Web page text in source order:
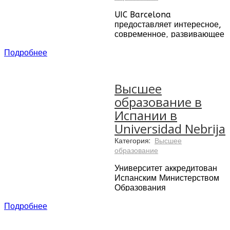
языка с CLIC International
House Sevilla — это гораздо
больше, чем ежедневные
занятия.
UIC Barcelona
предоставляет интересное,
современное, развивающее
и творчество.
Подробнее
Высшее
образование в
Испании в
Universidad Nebrija
Категория: Высшее
образование
Университет аккредитован
Испанским Министерством
Образования
Подробнее